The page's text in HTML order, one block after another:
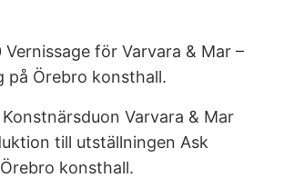
Vernissage för Varvara & Mar –
på Örebro konsthall.
Konstnärsduon Varvara & Mar
till utställningen Ask
konsthall.